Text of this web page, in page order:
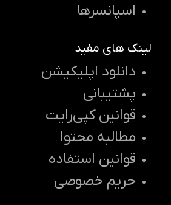
اسپانسرها
لینک های مفید
دانلود اپلیکیشن
پشتیبانی
قوانین کپی‌رایت
مطالبه محتوا
قوانین استفاده
حریم خصوصی